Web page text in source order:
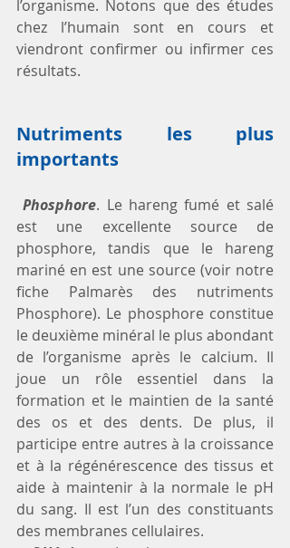
l’organisme. Notons que des études
chez l’humain sont en cours et
viendront confirmer ou infirmer ces
résultats.
Nutriments les plus
importants
Phosphore. Le hareng fumé et salé
est une excellente source de
phosphore, tandis que le hareng
mariné en est une source (voir notre
fiche Palmarès des nutriments
Phosphore). Le phosphore constitue
le deuxième minéral le plus abondant
de l’organisme après le calcium. Il
joue un rôle essentiel dans la
formation et le maintien de la santé
des os et des dents. De plus, il
participe entre autres à la croissance
et à la régénérescence des tissus et
aide à maintenir à la normale le pH
du sang. Il est l’un des constituants
des membranes cellulaires.